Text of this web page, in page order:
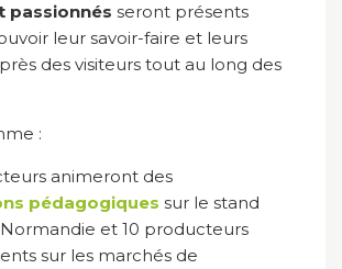
passionnés seront présents
leur savoir-faire et leurs
des visiteurs tout au long des
:
animeront des
pédagogiques sur le stand
et 10 producteurs
sur les marchés de